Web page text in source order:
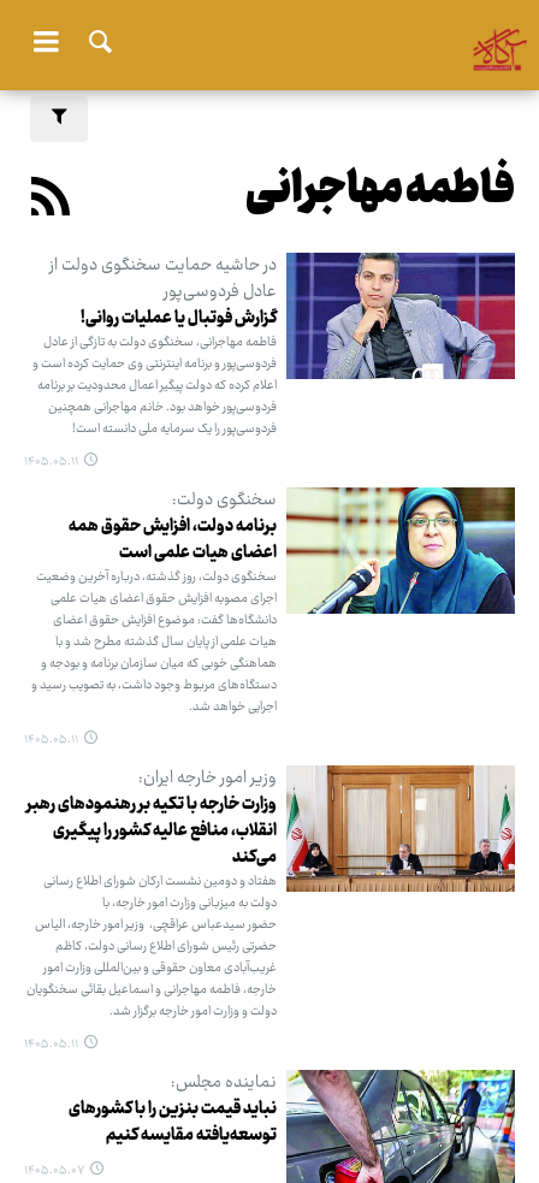
فاطمه مهاجرانی
در حاشیه حمایت سخنگوی دولت از
عادل فردوسی‌پور
گزارش فوتبال یا عملیات روانی!
فاطمه مهاجرانی، سخنگوی دولت به تازگی از عادل
فردوسی‌پور و برنامه اینترنتی وی حمایت کرده است و
اعلام کرده که دولت پیگیر اعمال محدودیت بر برنامه
فردوسی‌پور خواهد بود. خانم مهاجرانی همچنین
فردوسی‌پور را یک سرمایه ملی دانسته است!
۱۴۰۵.۰۵.۱۱
سخنگوی دولت:
برنامه دولت، افزایش حقوق همه
اعضای هیات ‌علمی است
سخنگوی دولت، روز گذشته، درباره آخرین وضعیت
اجرای مصوبه افزایش حقوق اعضای هیات‌ علمی
دانشگاه‌ها گفت: موضوع افزایش حقوق اعضای
هیات ‌علمی از پایان سال گذشته مطرح شد و با
هماهنگی خوبی که میان سازمان برنامه و بودجه و
دستگاه‌های مربوط وجود داشت، به تصویب رسید و
اجرایی خواهد شد.
۱۴۰۵.۰۵.۱۱
وزیر امور خارجه ایران:
وزارت خارجه با تکیه بر رهنمودهای رهبر
انقلاب، منافع عالیه کشور را پیگیری
می‌کند
هفتاد و دومین نشست ارکان شورای اطلاع رسانی
دولت به میزبانی وزارت امور خارجه، با
حضور سیدعباس عراقچی، وزیر امور خارجه، الیاس
حضرتی رئیس شورای اطلاع رسانی دولت، کاظم
غریب‌آبادی معاون حقوقی و بین‌المللی وزارت امور
خارجه، فاطمه مهاجرانی و اسماعیل بقائی سخنگویان
دولت و وزارت امور خارجه برگزار شد.
۱۴۰۵.۰۵.۱۱
نماینده مجلس:
نباید قیمت بنزین را با کشورهای
توسعه‌یافته مقایسه کنیم
۱۴۰۵.۰۵.۰۷